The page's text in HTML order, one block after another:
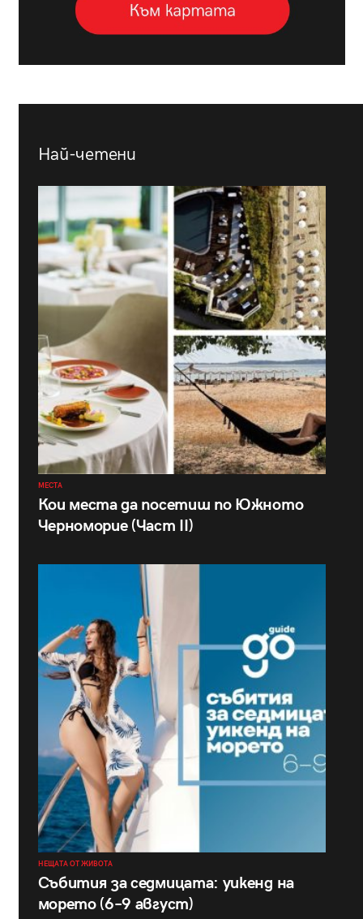
Най-четени
МЕСТА
Кои места да посетиш по Южното
Черноморие (Част II)
НЕЩАТА ОТ ЖИВОТА
Събития за седмицата: уикенд на
морето (6–9 август)